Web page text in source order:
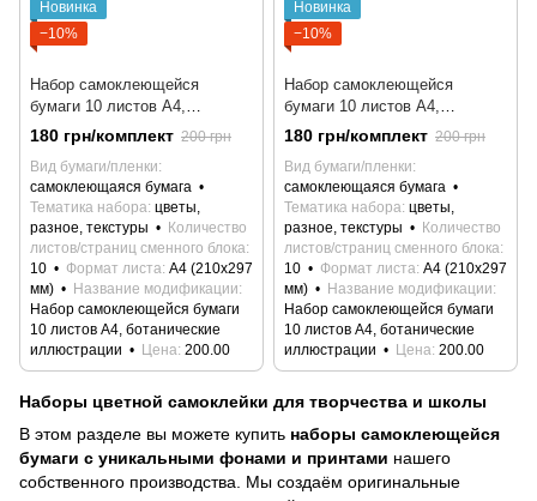
Новинка
−10%
Набор самоклеющейся
бумаги 10 листов А4,
ботанические иллюстрации
180 грн/комплект 200 грн
Вид бумаги/пленки
самоклеющаяся бумага
Тематика набора цветы,
разное, текстуры
Количество
листов/страниц сменного блока
10
Формат листа А4 (210х297
мм)
Название модификации
Набор самоклеющейся бумаги
10 листов А4, ботанические
иллюстрации
Цена 200.00
Новинка
−10%
Набор самоклеющейся
бумаги 10 листов А4,
ботанические иллюстрации
180 грн/комплект 200 грн
Вид бумаги/пленки
самоклеющаяся бумага
Тематика набора цветы,
разное, текстуры
Количество
листов/страниц сменного блока
10
Формат листа А4 (210х297
мм)
Название модификации
Набор самоклеющейся бумаги
10 листов А4, ботанические
иллюстрации
Цена 200.00
Наборы цветной самоклейки для творчества и школы
В этом разделе вы можете купить наборы самоклеющейся
бумаги с уникальными фонами и принтами нашего
собственного производства. Мы создаём оригинальные